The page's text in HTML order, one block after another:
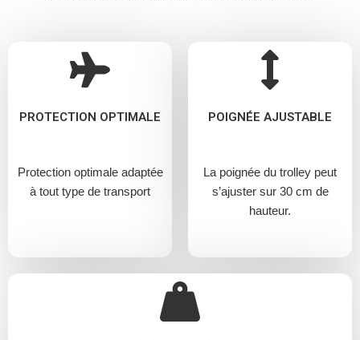
PROTECTION OPTIMALE
Protection optimale adaptée
à tout type de transport
POIGNÉE AJUSTABLE
La poignée du trolley peut
s’ajuster sur 30 cm de
hauteur.